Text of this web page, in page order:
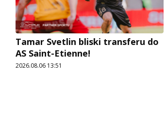
Tamar Svetlin bliski transferu do
AS Saint-Etienne!
2026.08.06 13:51